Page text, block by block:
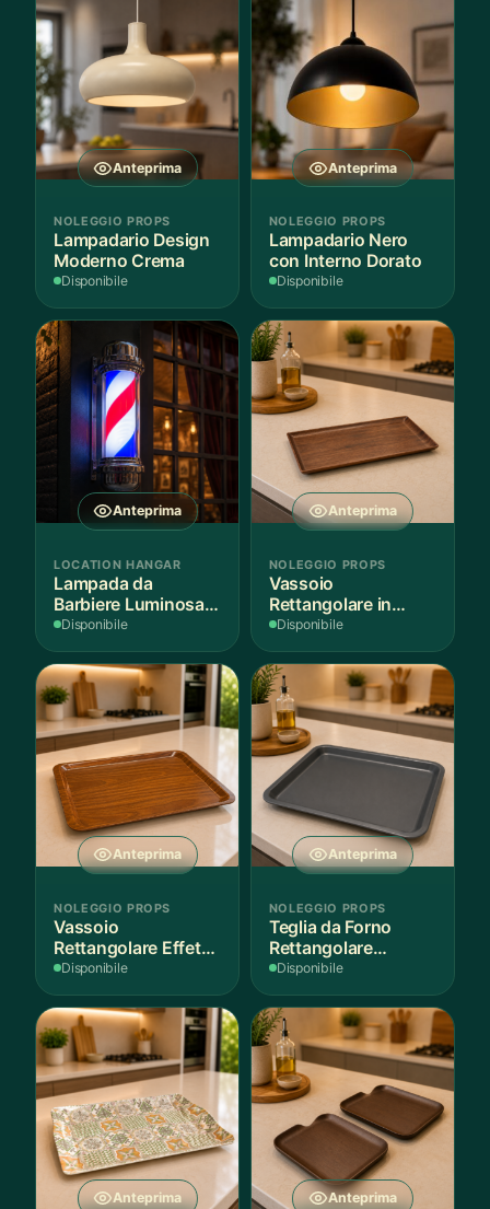
Anteprima
NOLEGGIO PROPS
Lampadario Design
Moderno Crema
Disponibile
Anteprima
NOLEGGIO PROPS
Lampadario Nero
con Interno Dorato
Disponibile
Anteprima
LOCATION HANGAR
Lampada da
Barbiere Luminosa
Rotante
Disponibile
Anteprima
NOLEGGIO PROPS
Vassoio
Rettangolare in
Legno Scuro
Disponibile
Anteprima
NOLEGGIO PROPS
Vassoio
Rettangolare Effetto
Legno
Disponibile
Anteprima
NOLEGGIO PROPS
Teglia da Forno
Rettangolare
Antiaderente
Disponibile
Anteprima Anteprima